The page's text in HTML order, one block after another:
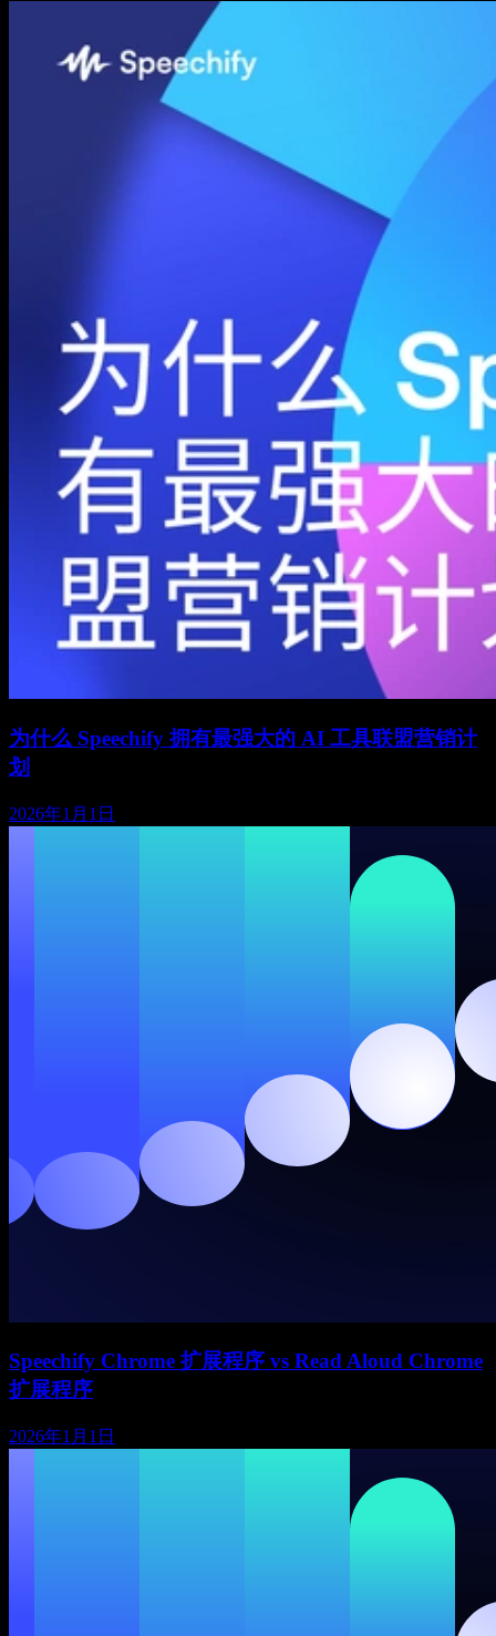
为什么 Speechify 拥有最强大的 AI 工具联盟营销计
划
2026年1月1日
Speechify Chrome 扩展程序 vs Read Aloud Chrome
扩展程序
2026年1月1日